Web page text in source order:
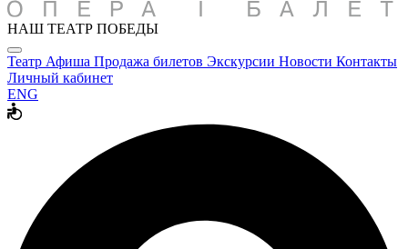
НАШ ТЕАТР ПОБЕДЫ
Театр Афиша Продажа билетов Экскурсии Новости Контакты
Личный кабинет
ENG